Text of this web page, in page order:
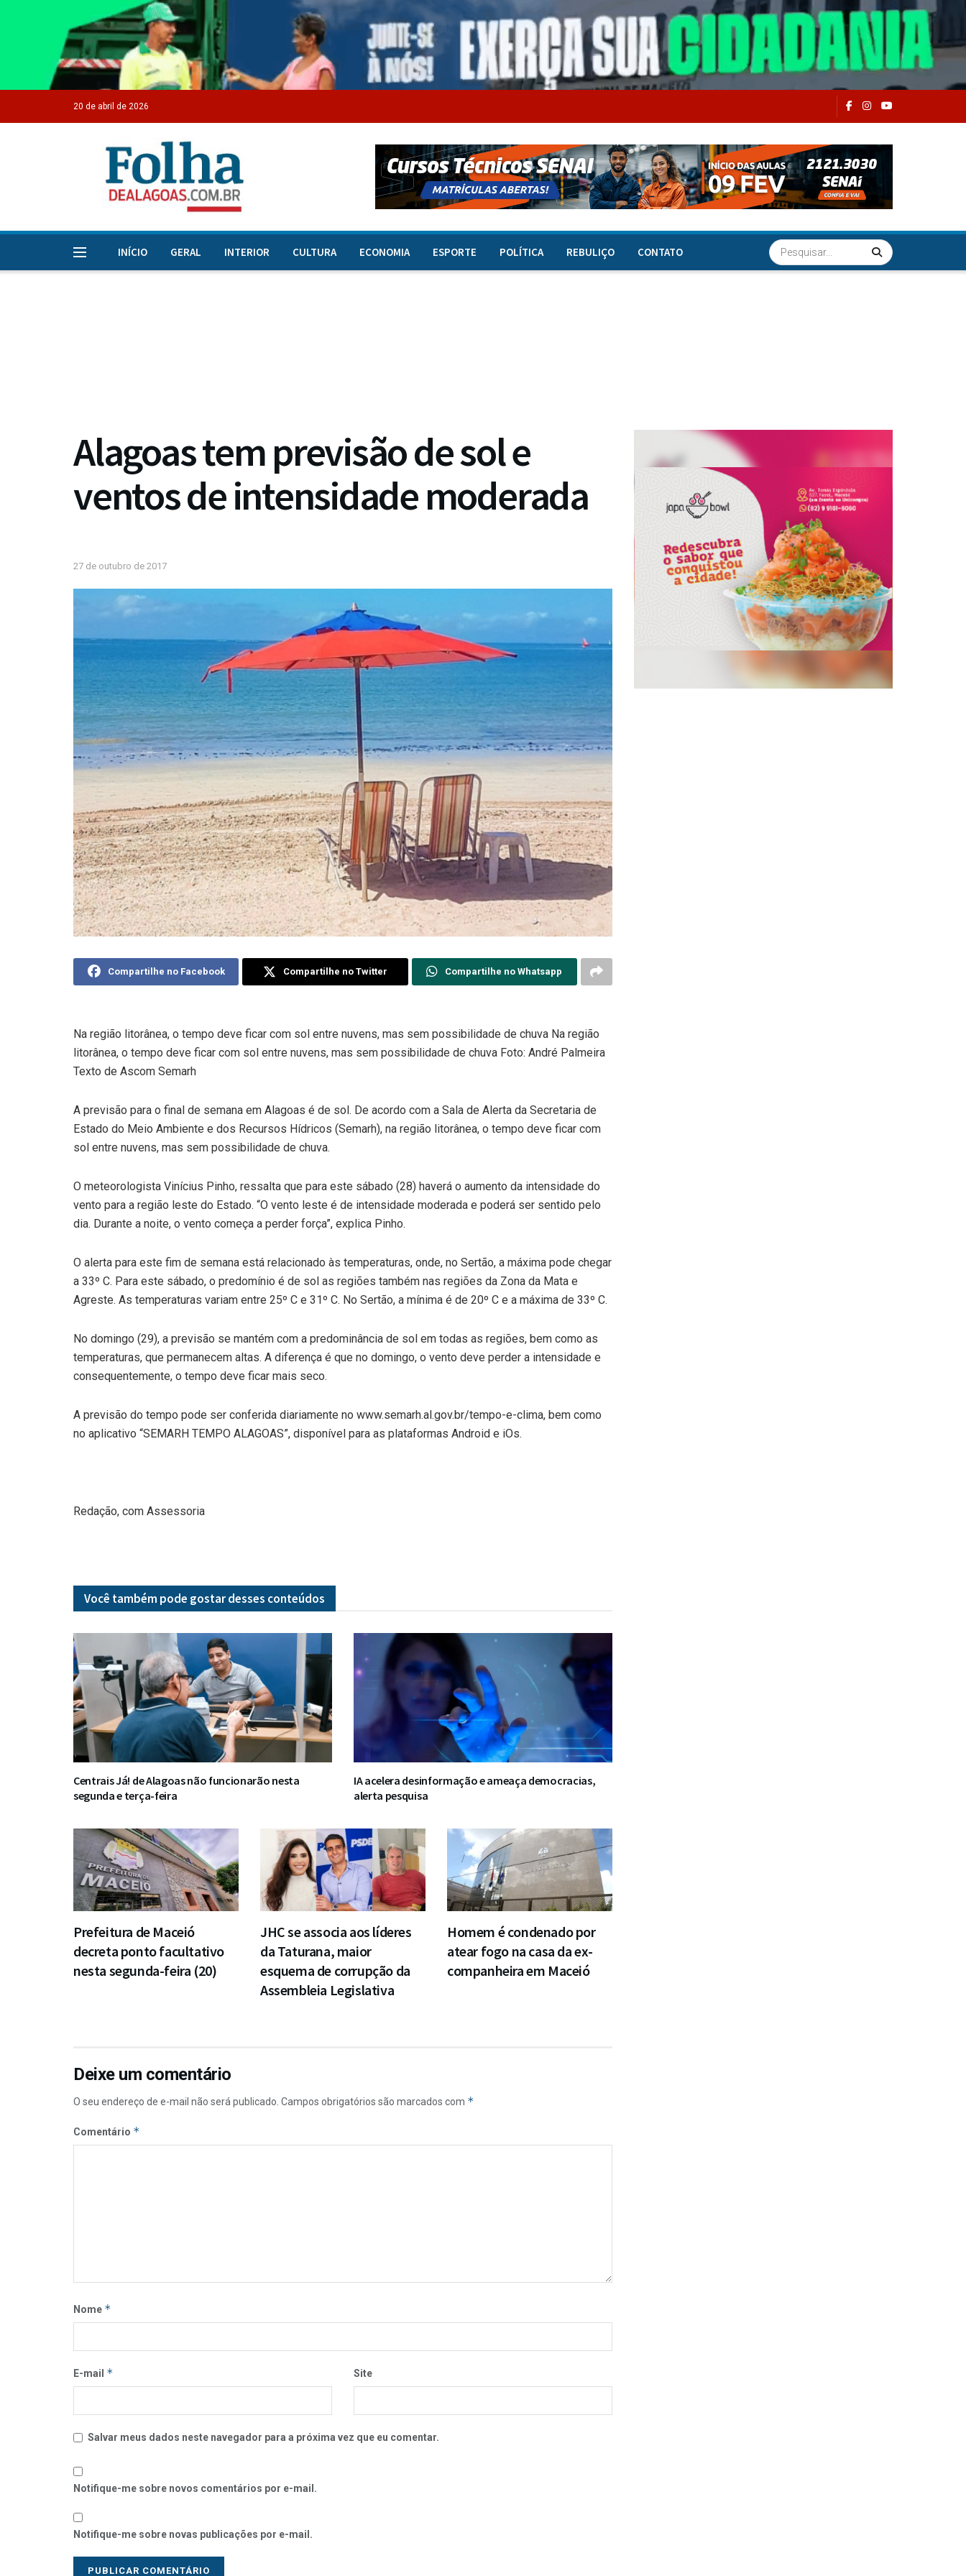
20 de abril de 2026
INÍCIO GERAL INTERIOR CULTURA ECONOMIA ESPORTE POLÍTICA REBULIÇO CONTATO
Alagoas tem previsão de sol e
ventos de intensidade moderada
27 de outubro de 2017
Compartilhe no Facebook Compartilhe no Twitter Compartilhe no Whatsapp
Na região litorânea, o tempo deve ficar com sol entre nuvens, mas sem possibilidade de chuva Na região
litorânea, o tempo deve ficar com sol entre nuvens, mas sem possibilidade de chuva Foto: André Palmeira
Texto de Ascom Semarh
A previsão para o final de semana em Alagoas é de sol. De acordo com a Sala de Alerta da Secretaria de
Estado do Meio Ambiente e dos Recursos Hídricos (Semarh), na região litorânea, o tempo deve ficar com
sol entre nuvens, mas sem possibilidade de chuva.
O meteorologista Vinícius Pinho, ressalta que para este sábado (28) haverá o aumento da intensidade do
vento para a região leste do Estado. “O vento leste é de intensidade moderada e poderá ser sentido pelo
dia. Durante a noite, o vento começa a perder força”, explica Pinho.
O alerta para este fim de semana está relacionado às temperaturas, onde, no Sertão, a máxima pode chegar
a 33º C. Para este sábado, o predomínio é de sol as regiões também nas regiões da Zona da Mata e
Agreste. As temperaturas variam entre 25º C e 31º C. No Sertão, a mínima é de 20º C e a máxima de 33º C.
No domingo (29), a previsão se mantém com a predominância de sol em todas as regiões, bem como as
temperaturas, que permanecem altas. A diferença é que no domingo, o vento deve perder a intensidade e
consequentemente, o tempo deve ficar mais seco.
A previsão do tempo pode ser conferida diariamente no www.semarh.al.gov.br/tempo-e-clima, bem como
no aplicativo “SEMARH TEMPO ALAGOAS”, disponível para as plataformas Android e iOs.
Redação, com Assessoria
Você também pode gostar desses conteúdos
Centrais Já! de Alagoas não funcionarão nesta
segunda e terça-feira
IA acelera desinformação e ameaça democracias,
alerta pesquisa
Prefeitura de Maceió
decreta ponto facultativo
nesta segunda-feira (20)
JHC se associa aos líderes
da Taturana, maior
esquema de corrupção da
Assembleia Legislativa
Homem é condenado por
atear fogo na casa da ex-
companheira em Maceió
Deixe um comentário
O seu endereço de e-mail não será publicado. Campos obrigatórios são marcados com *
Comentário *
Nome *
E-mail * Site
Salvar meus dados neste navegador para a próxima vez que eu comentar.
Notifique-me sobre novos comentários por e-mail.
Notifique-me sobre novas publicações por e-mail.